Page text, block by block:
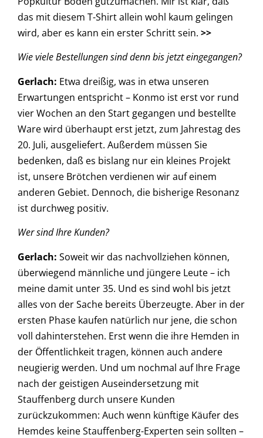
das mit diesem T-Shirt allein wohl kaum gelingen
wird, aber es kann ein erster Schritt sein. >>
Wie viele Bestellungen sind denn bis jetzt eingegangen?
Gerlach: Etwa dreißig, was in etwa unseren
Erwartungen entspricht – Konmo ist erst vor rund
vier Wochen an den Start gegangen und bestellte
Ware wird überhaupt erst jetzt, zum Jahrestag des
20. Juli, ausgeliefert. Außerdem müssen Sie
bedenken, daß es bislang nur ein kleines Projekt
ist, unsere Brötchen verdienen wir auf einem
anderen Gebiet. Dennoch, die bisherige Resonanz
ist durchweg positiv.
Wer sind Ihre Kunden?
Gerlach: Soweit wir das nachvollziehen können,
überwiegend männliche und jüngere Leute – ich
meine damit unter 35. Und es sind wohl bis jetzt
alles von der Sache bereits Überzeugte. Aber in der
ersten Phase kaufen natürlich nur jene, die schon
voll dahinterstehen. Erst wenn die ihre Hemden in
der Öffentlichkeit tragen, können auch andere
neugierig werden. Und um nochmal auf Ihre Frage
nach der geistigen Auseindersetzung mit
Stauffenberg durch unsere Kunden
zurückzukommen: Auch wenn künftige Käufer des
Hemdes keine Stauffenberg-Experten sein sollten –